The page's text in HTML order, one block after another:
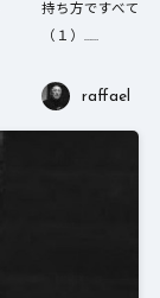
持ち方ですべてが
（１）……
raffael